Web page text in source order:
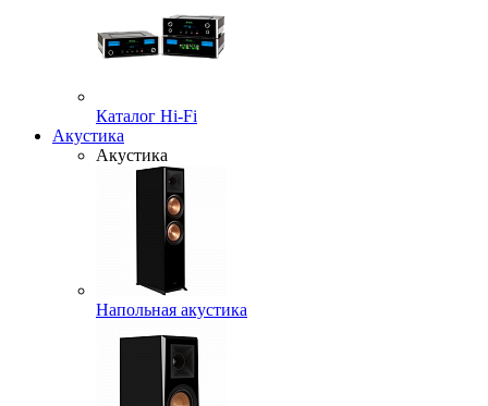
Каталог Hi-Fi
Акустика
Акустика
Напольная акустика